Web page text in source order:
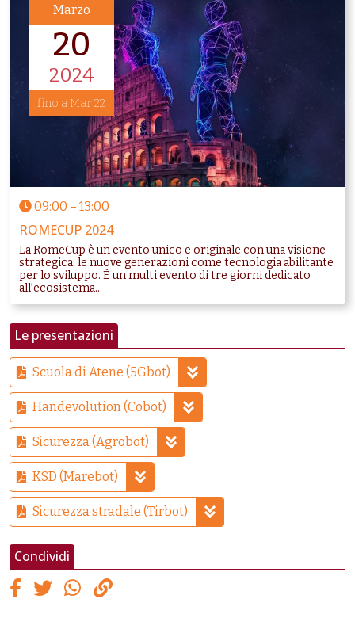
Marzo
20
2024
fino a Mar 22
09:00 – 13:00
ROMECUP 2024
La RomeCup è un evento unico e originale con una visione
strategica: le nuove generazioni come tecnologia abilitante
per lo sviluppo. È un multi evento di tre giorni dedicato
all’ecosistema...
Le presentazioni
Scuola di Atene (5Gbot)
Handevolution (Cobot)
Sicurezza (Agrobot)
KSD (Marebot)
Sicurezza stradale (Tirbot)
Condividi